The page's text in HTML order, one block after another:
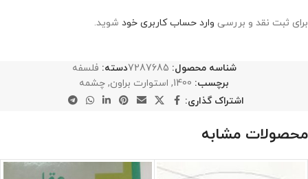
برای ثبت نقد و بررسی وارد حساب کاربری خود شوید.
شناسه محصول: 7287685دسته: فلسفه
برچسب: 1400
, استوارت براون, چشمه
اشتراک گذاری:
محصولات مشابه